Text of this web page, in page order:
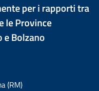
per i rapporti tra
le Province
Bolzano
(RM)